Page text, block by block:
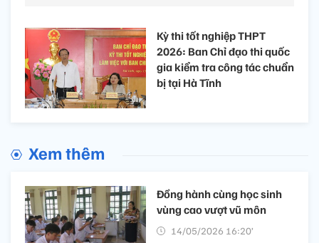
Kỳ thi tốt nghiệp THPT
2026: Ban Chỉ đạo thi quốc
gia kiểm tra công tác chuẩn
bị tại Hà Tĩnh
Xem thêm
Đồng hành cùng học sinh
vùng cao vượt vũ môn
14/05/2026 16:20’